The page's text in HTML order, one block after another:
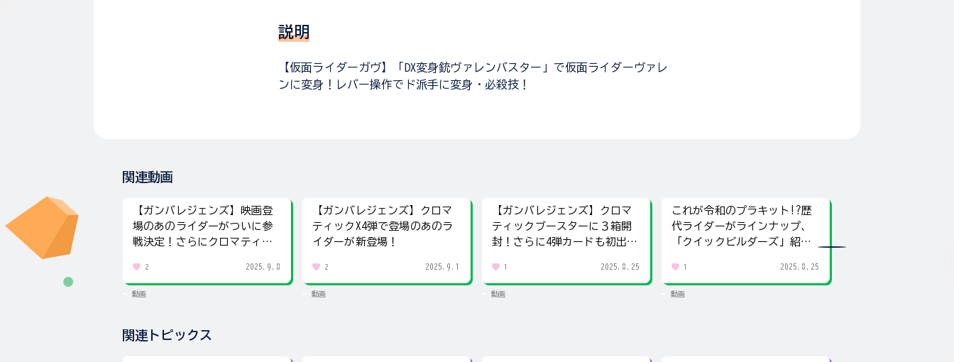
説明
【仮面ライダーガヴ】「DX変身銃ヴァレンバスター」で仮面ライダーヴァレ
ンに変身！レバー操作でド派手に変身・必殺技！
関連動画
【ガンバレジェンズ】映画登
場のあのライダーがついに参
戦決定！さらにクロマティッ
2 2025.9.8
動画
【ガンバレジェンズ】クロマ
ティックX4弾で登場のあのラ
イダーが新登場！
2 2025.9.1
動画
【ガンバレジェンズ】クロマ
ティックブースターに３箱開
封！さらに4弾カードも初出
1 2025.8.25
動画
これが令和のプラキット!?歴
代ライダーがラインナップ、
「クイックビルダーズ」紹
1 2025.8.25
動画
関連トピックス